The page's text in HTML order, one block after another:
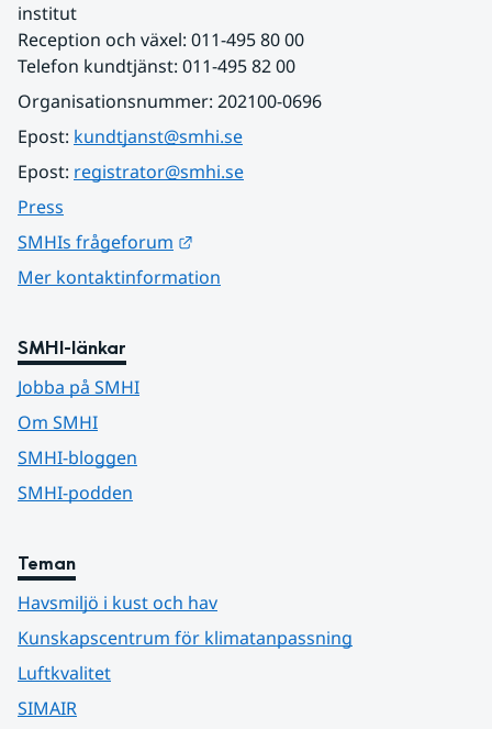
institut
Reception och växel: 011-495 80 00
Telefon kundtjänst: 011-495 82 00
Organisationsnummer: 202100-0696
Epost: kundtjanst@smhi.se
Epost: registrator@smhi.se
Press
SMHIs frågeforum
Mer kontaktinformation
SMHI-länkar
Jobba på SMHI
Om SMHI
SMHI-bloggen
SMHI-podden
Teman
Havsmiljö i kust och hav
Kunskapscentrum för klimatanpassning
Luftkvalitet
SIMAIR